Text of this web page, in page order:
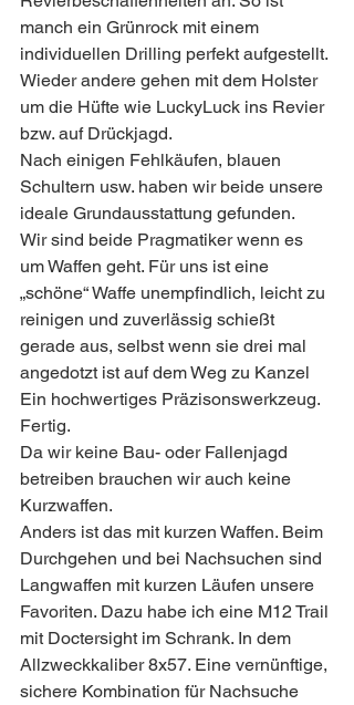
manch ein Grünrock mit einem
individuellen Drilling perfekt aufgestellt.
Wieder andere gehen mit dem Holster
um die Hüfte wie LuckyLuck ins Revier
bzw. auf Drückjagd.
Nach einigen Fehlkäufen, blauen
Schultern usw. haben wir beide unsere
ideale Grundausstattung gefunden.
Wir sind beide Pragmatiker wenn es
um Waffen geht. Für uns ist eine
„schöne“ Waffe unempfindlich, leicht zu
reinigen und zuverlässig schießt
gerade aus, selbst wenn sie drei mal
angedotzt ist auf dem Weg zu Kanzel
Ein hochwertiges Präzisonswerkzeug.
Fertig.
Da wir keine Bau- oder Fallenjagd
betreiben brauchen wir auch keine
Kurzwaffen.
Anders ist das mit kurzen Waffen. Beim
Durchgehen und bei Nachsuchen sind
Langwaffen mit kurzen Läufen unsere
Favoriten. Dazu habe ich eine M12 Trail
mit Doctersight im Schrank. In dem
Allzweckkaliber 8x57. Eine vernünftige,
sichere Kombination für Nachsuche